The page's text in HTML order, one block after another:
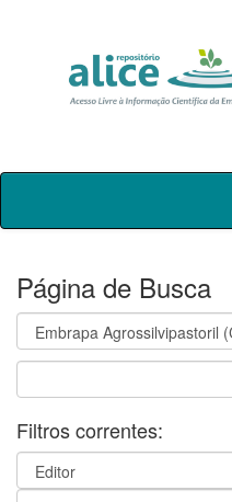
Skip
Página de Busca
Filtros correntes: